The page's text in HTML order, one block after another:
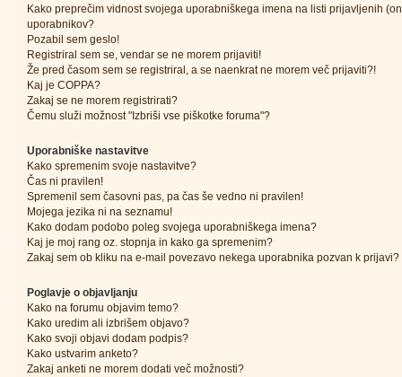
Kako preprečim vidnost svojega uporabniškega imena na listi prijavljenih
uporabnikov?
Pozabil sem geslo!
Registriral sem se, vendar se ne morem prijaviti!
Že pred časom sem se registriral, a se naenkrat ne morem več prijaviti?!
Kaj je COPPA?
Zakaj se ne morem registrirati?
Čemu služi možnost "Izbriši vse piškotke foruma"?
Uporabniške nastavitve
Kako spremenim svoje nastavitve?
Čas ni pravilen!
Spremenil sem časovni pas, pa čas še vedno ni pravilen!
Mojega jezika ni na seznamu!
Kako dodam podobo poleg svojega uporabniškega imena?
Kaj je moj rang oz. stopnja in kako ga spremenim?
Zakaj sem ob kliku na e-mail povezavo nekega uporabnika pozvan k prijavi?
Poglavje o objavljanju
Kako na forumu objavim temo?
Kako uredim ali izbrišem objavo?
Kako svoji objavi dodam podpis?
Kako ustvarim anketo?
Zakaj anketi ne morem dodati več možnosti?